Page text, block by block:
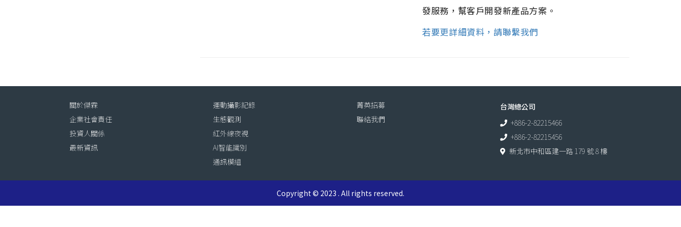
發服務，幫客戶開發新產品方案。
若要更詳細資料，請聯繫我們
關於傑霖
企業社會責任
投資人關係
最新資訊
運動攝影記錄
生態觀測
紅外線夜視
AI智能識別
通訊模組
菁英招募
聯絡我們
台灣總公司
+886-2-82215466
+886-2-82215456
新北市中和區建一路 179 號 8 樓
Copyright © 2023 . All rights reserved.